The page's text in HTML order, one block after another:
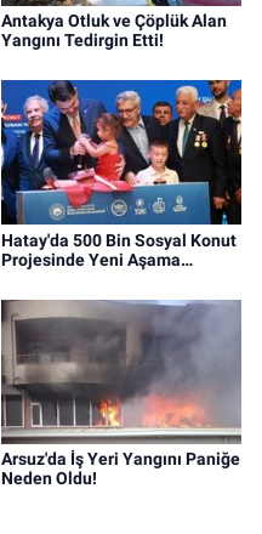
Antakya Otluk ve Çöplük Alan
Yangını Tedirgin Etti!
Hatay'da 500 Bin Sosyal Konut
Projesinde Yeni Aşama…
Arsuz'da İş Yeri Yangını Paniğe
Neden Oldu!